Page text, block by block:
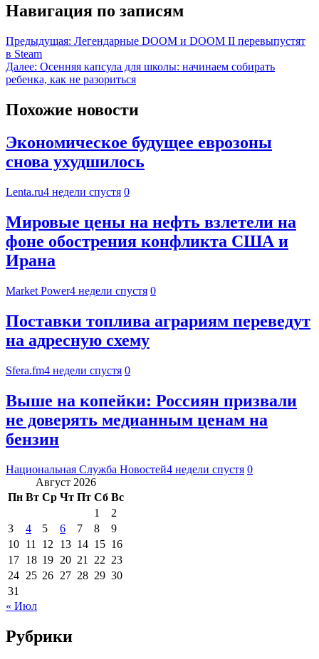
Навигация по записям
Предыдущая: Легендарные DOOM и DOOM II перевыпустят
в Steam
Далее: Осенняя капсула для школы: начинаем собирать
ребенка, как не разориться
Похожие новости
Экономическое будущее еврозоны
снова ухудшилось
Lenta.ru4 недели спустя 0
Мировые цены на нефть взлетели на
фоне обострения конфликта США и
Ирана
Market Power4 недели спустя 0
Поставки топлива аграриям переведут
на адресную схему
Sfera.fm4 недели спустя 0
Выше на копейки: Россиян призвали
не доверять медианным ценам на
бензин
Национальная Служба Новостей4 недели спустя 0
Август 2026
Пн Вт Ср Чт Пт Сб Вс
1
2
3
4 5 6 7 8
9
10 11 12 13 14 15 16
17 18 19 20 21 22 23
24 25 26 27 28 29 30
31
« Июл
Рубрики